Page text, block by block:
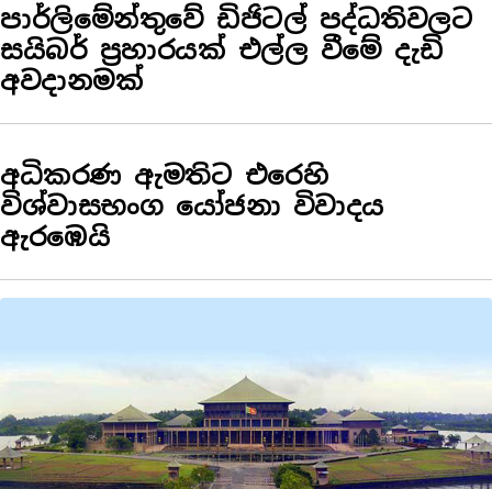
පාර්ලිමේන්තුවේ ඩිජිටල් පද්ධතිවලට
සයිබර් ප්‍රහාරයක් එල්ල වීමේ දැඩි
අවදානමක්
අධිකරණ ඇමතිට එරෙහි
විශ්වාසභංග යෝජනා විවාදය
ඇරඹෙයි